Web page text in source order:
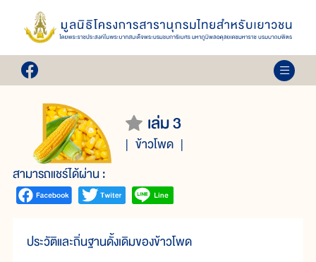
เล่ม 3
ข้าวโพด
สามารถแชร์ได้ผ่าน :
ประวัติและถิ่นฐานดั้งเดิมของข้าวโพด